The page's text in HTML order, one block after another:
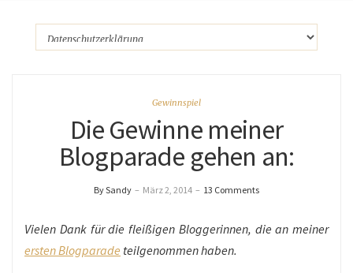
Gewinnspiel
Die Gewinne meiner
Blogparade gehen an:
By Sandy – März 2, 2014 – 13 Comments
Vielen Dank für die fleißigen Bloggerinnen, die an meiner
ersten Blogparade teilgenommen haben.